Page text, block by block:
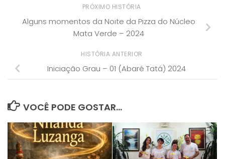
PRÓXIMO HISTÓRIA
Alguns momentos da Noite da Pizza do Núcleo
Mata Verde – 2024
HISTÓRIA ANTERIOR
Iniciação Grau – 01 (Abaré Tatá) 2024
VOCÊ PODE GOSTAR...